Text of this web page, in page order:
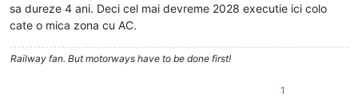
sa dureze 4 ani. Deci cel mai devreme 2028 executie ici colo
cate o mica zona cu AC.
Railway fan. But motorways have to be done first!
1